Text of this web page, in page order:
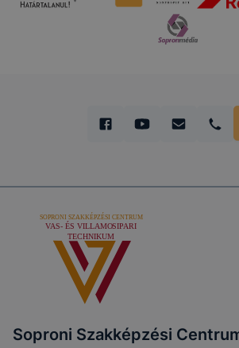
Soproni Szakképzési